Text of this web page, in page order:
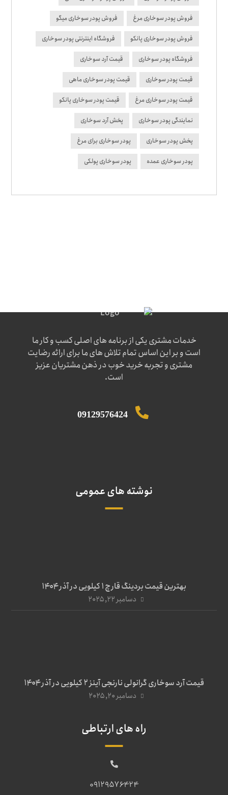
فروش پودر سوخاری مرغ فروش پودر سوخاری میگو
فروش پودر سوخاری پانکو فروشگاه اینترنتی پودر سوخاری
فروشگاه پودر سوخاری قیمت آرد سوخاری
قیمت پودر سوخاری قیمت پودر سوخاری ماهی
قیمت پودر سوخاری مرغ قیمت پودر سوخاری پانکو
نمایندگی پودر سوخاری پخش آرد سوخاری
پخش پودر سوخاری پودر سوخاری برای مرغ
پودر سوخاری عمده پودر سوخاری پولکی
خدمات مشتری یکی از برنامه های اصلی کسب و کار ما
است و بر این اساس تمام تلاش های ما برای ارائه رضایت
مشتری و تجربه خرید خوب در ذهن مشتریان عزیز
است.
09129576424
نوشته های عمومی
بهترین قیمت بردینگ قارچ 1 کیلویی در آذر ۱۴۰۴
دسامبر ۲۲, ۲۰۲۵
قیمت آرد سوخاری گرانولی نارنجی آینز ۲ کیلویی در آذر ۱۴۰۴
دسامبر ۲۰, ۲۰۲۵
راه های ارتباطی
09129576424